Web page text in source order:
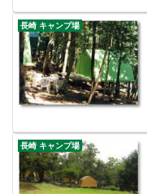
長崎 キャンプ場
長崎 キャンプ場